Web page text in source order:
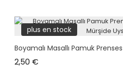
plus en stock
Boyamalı Masallı Pamuk
2,50 €